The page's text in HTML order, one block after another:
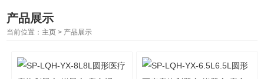
产品展示
当前位置： 主页 > 产品展示